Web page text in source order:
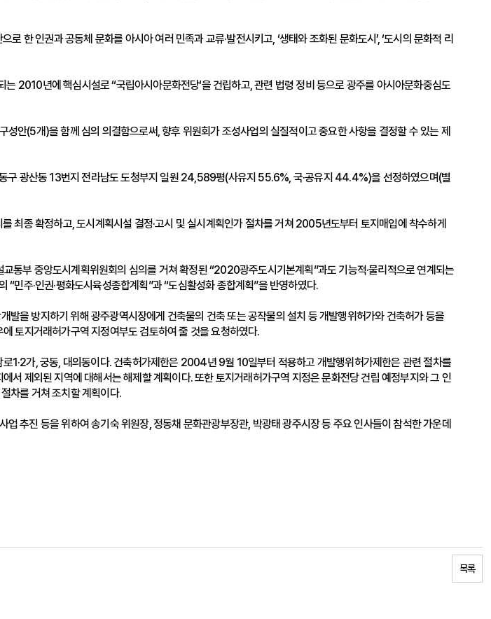
한 인권과 공동체 문화를 아시아 여러 민족과 교류·발전시키고, ‘생태와 조화된 문화도시’, ‘도시의 문화적 리
년에 핵심시설로 “국립아시아문화전당‘을 건립하고, 관련 법령 정비 등으로 광주를 아시아문화중심도
안(5개)을 함께 심의 의결함으로써, 향후 위원회가 조성사업의 실질적이고 중요한 사항을 결정할 수 있는 제
구 광산동 13번지 전라남도 도청부지 일원 24,589평(사유지 55.6%, 국·공유지 44.4%)을 선정하였으며(별
종 확정하고, 도시계획시설 결정·고시 및 실시계획인가 절차를 거쳐 2005년도부터 토지매입에 착수하게
부 중앙도시계획위원회의 심의를 거쳐 확정된 “2020광주도시기본계획”과도 기능적·물리적으로 연계되는
민주·인권·평화도시육성종합계획”과 “도심활성화 종합계획”을 반영하였다.
을 방지하기 위해 광주광역시장에게 건축물의 건축 또는 공작물의 설치 등 개발행위허가와 건축허가 등을
토지거래허가구역 지정여부도 검토하여 줄 것을 요청하였다.
1·2가, 궁동, 대의동이다. 건축허가제한은 2004년 9월 10일부터 적용하고 개발행위허가제한은 관련 절차를
서 제외된 지역에 대해서는 해제할 계획이다. 또한 토지거래허가구역 지정은 문화전당 건립 예정부지와 그 인
차를 거쳐 조치할 계획이다.
추진 등을 위하여 송기숙 위원장, 정동채 문화관광부장관, 박광태 광주시장 등 주요 인사들이 참석한 가운데
목록